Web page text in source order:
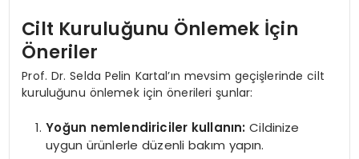
Cilt Kuruluğunu Önlemek İçin
Öneriler
Prof. Dr. Selda Pelin Kartal’ın mevsim geçişlerinde cilt
kuruluğunu önlemek için önerileri şunlar:
Yoğun nemlendiriciler kullanın: Cildinize
uygun ürünlerle düzenli bakım yapın.